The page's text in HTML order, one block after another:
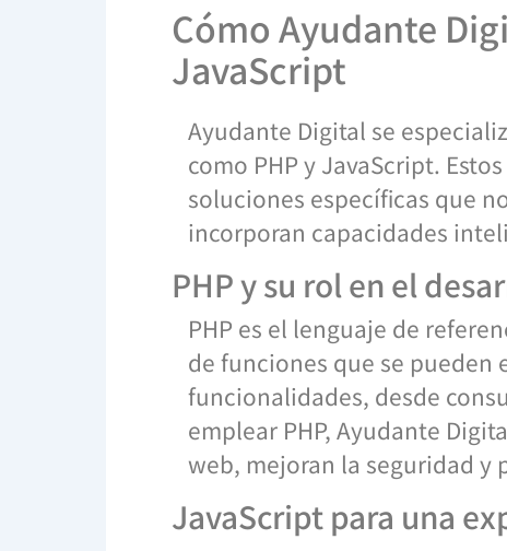
Cómo Ayudante
JavaScript
Ayudante Digital se
como PHP y JavaScript.
soluciones específicas que
incorporan capacidades
PHP y su rol en el
PHP es el lenguaje de
de funciones que se pueden
funcionalidades, desde
emplear PHP, Ayudante
web, mejoran la seguridad
JavaScript para una